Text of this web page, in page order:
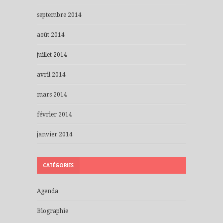
septembre 2014
août 2014
juillet 2014
avril 2014
mars 2014
février 2014
janvier 2014
CATÉGORIES
Agenda
Biographie